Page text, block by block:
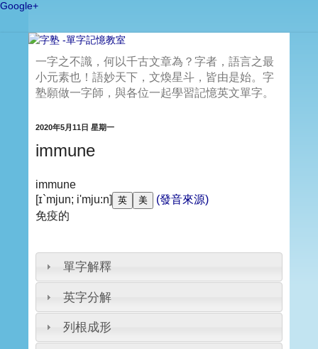
Google+
一字之不識，何以千古文章為？字者，語言之最
小元素也！語妙天下，文煥星斗，皆由是始。字
塾願做一字師，與各位一起學習記憶英文單字。
2020年5月11日 星期一
immune
immune
[ɪ`mjun; i'mju:n]
(發音來源)
免疫的
單字解釋
英字分解
列根成形